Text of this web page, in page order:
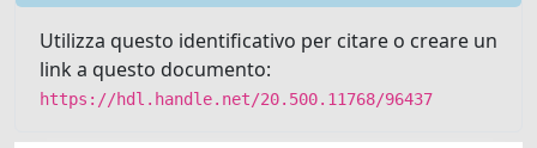
Utilizza questo identificativo per citare o creare un
link a questo documento:
https://hdl.handle.net/20.500.11768/96437